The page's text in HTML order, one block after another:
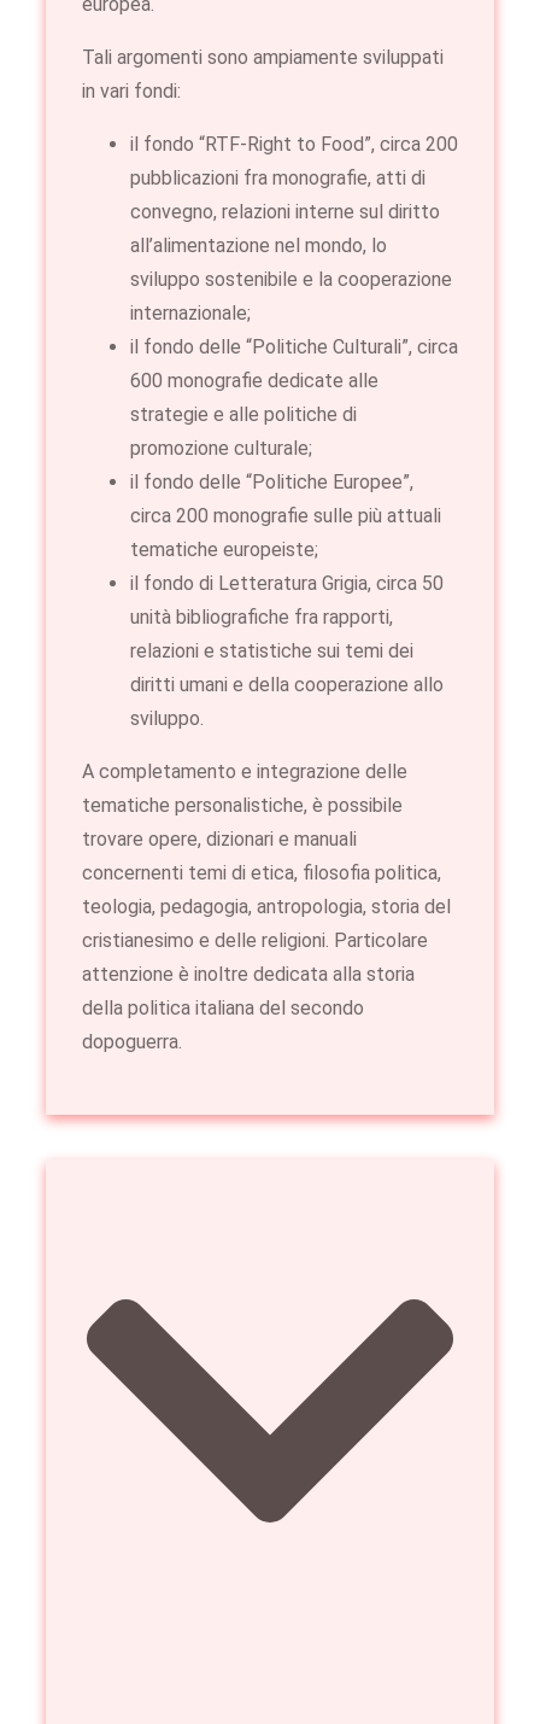
Tali argomenti sono ampiamente sviluppati
in vari fondi:
il fondo “RTF-Right to Food”, circa 200
pubblicazioni fra monografie, atti di
convegno, relazioni interne sul diritto
all’alimentazione nel mondo, lo
sviluppo sostenibile e la cooperazione
internazionale;
il fondo delle “Politiche Culturali”, circa
600 monografie dedicate alle
strategie e alle politiche di
promozione culturale;
il fondo delle “Politiche Europee”,
circa 200 monografie sulle più attuali
tematiche europeiste;
il fondo di Letteratura Grigia, circa 50
unità bibliografiche fra rapporti,
relazioni e statistiche sui temi dei
diritti umani e della cooperazione allo
sviluppo.
A completamento e integrazione delle
tematiche personalistiche, è possibile
trovare opere, dizionari e manuali
concernenti temi di etica, filosofia politica,
teologia, pedagogia, antropologia, storia del
cristianesimo e delle religioni. Particolare
attenzione è inoltre dedicata alla storia
della politica italiana del secondo
dopoguerra.